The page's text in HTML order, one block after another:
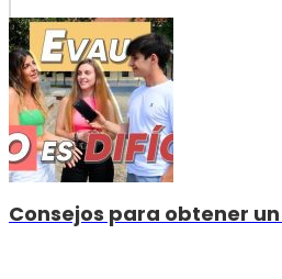
Consejos para obtener